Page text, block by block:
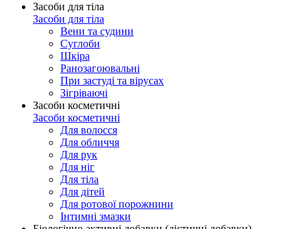
Засоби для тіла
Засоби для тіла
Вени та судини
Суглоби
Шкіра
Ранозагоювальні
При застуді та вірусах
Зігріваючі
Засоби косметичні
Засоби косметичні
Для волосся
Для обличчя
Для рук
Для ніг
Для тіла
Для дітей
Для ротової порожнини
Інтимні змазки